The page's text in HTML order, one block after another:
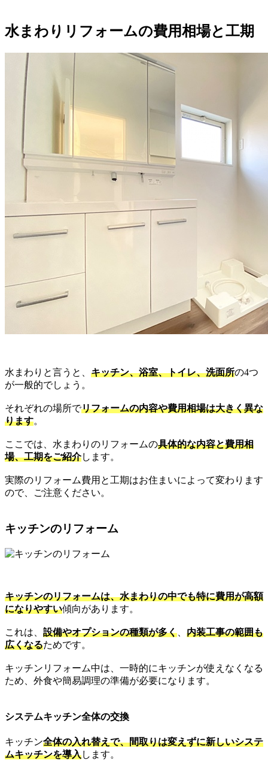
水まわりリフォームの費用相場と工期
水まわりと言うと、 キッチン、浴室、トイレ、洗面所の4つ
が一般的でしょう。
それぞれの場所でリフォームの内容や費用相場は大きく異な
ります。
ここでは、水まわりのリフォームの具体的な内容と費用相
場、工期をご紹介します。
実際のリフォーム費用と工期はお住まいによって変わります
ので、ご注意ください。
キッチンのリフォーム
キッチンのリフォームは、水まわりの中でも特に費用が高額
になりやすい傾向があります。
これは、 設備やオプションの種類が多く
内装工事の範囲も
広くなるためです。
キッチンリフォーム中は、一時的にキッチンが使えなくなる
ため、外食や簡易調理の準備が必要になります。
システムキッチン全体の交換
キッチン全体の入れ替えで、間取りは変えずに新しいシステ
ムキッチンを導入します。